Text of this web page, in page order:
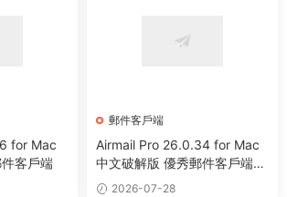
for Mac
客戶端
郵件客戶端
Airmail Pro 26.0.34 for Mac
中文破解版 優秀郵件客戶端工
具 2026-07-28